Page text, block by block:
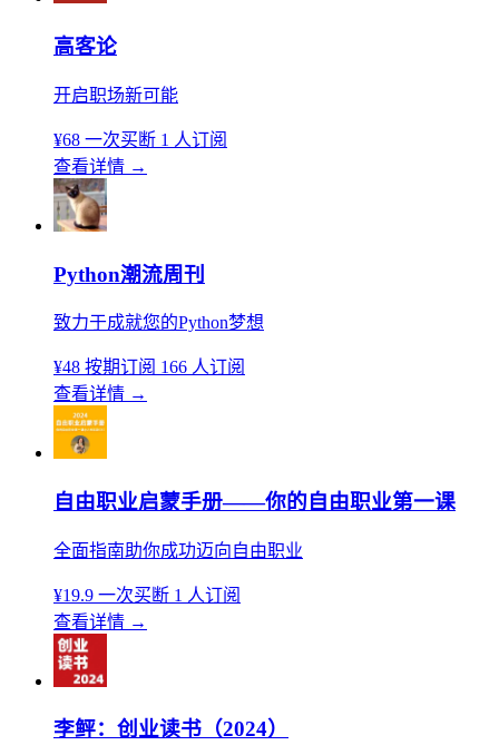
高客论
开启职场新可能
¥68 一次买断 1 人订阅
查看详情 →
Python潮流周刊
致力于成就您的Python梦想
¥48 按期订阅 166 人订阅
查看详情 →
自由职业启蒙手册——你的自由职业第一课
全面指南助你成功迈向自由职业
¥19.9 一次买断 1 人订阅
查看详情 →
李鲆：创业读书（2024）